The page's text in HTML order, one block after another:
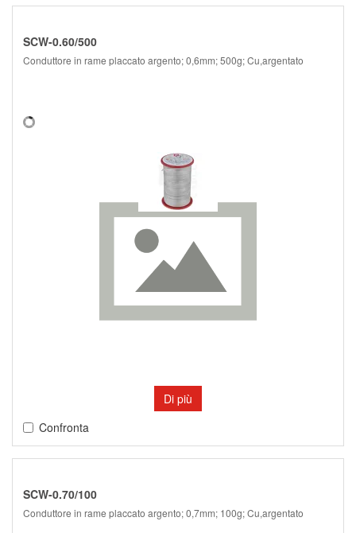
SCW-0.60/500
Conduttore in rame placcato argento; 0,6mm; 500g; Cu,argentato
Di più
Confronta
SCW-0.70/100
Conduttore in rame placcato argento; 0,7mm; 100g; Cu,argentato